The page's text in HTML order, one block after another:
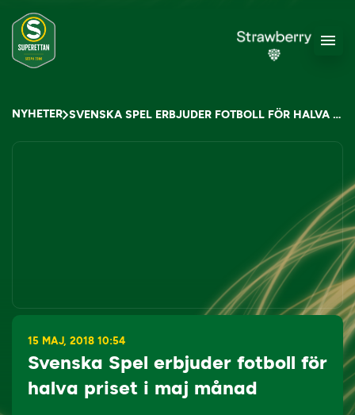
NYHETER SVENSKA SPEL ERBJUDER FOTBOLL FÖR HALVA PRISET I MAJ MÅNAD
15 MAJ, 2018 10:54
Svenska Spel erbjuder fotboll för
halva priset i maj månad